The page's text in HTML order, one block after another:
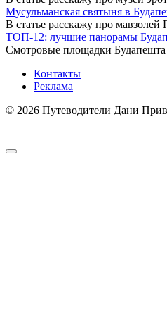
Мусульманская святыня в
В статье расскажу про
ТОП-12: лучшие панорамы
Смотровые площадки Будапешта
Контакты
Реклама
© 2026 Путеводители Дани